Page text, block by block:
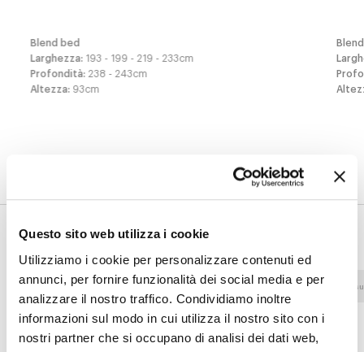
Questo sito web utilizza i cookie
Utilizziamo i cookie per personalizzare contenuti ed
annunci, per fornire funzionalità dei social media e per
analizzare il nostro traffico. Condividiamo inoltre
informazioni sul modo in cui utilizza il nostro sito con i
nostri partner che si occupano di analisi dei dati web,
Blend bed
Larghezza: 193 - 199 - 219 - 233cm
Profondità: 238 - 243cm
Altezza: 93cm
Rivestimento
Tessuto - 800 Tessuto - 900 Tessuto - Class